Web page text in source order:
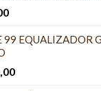
99 EQUALIZADOR